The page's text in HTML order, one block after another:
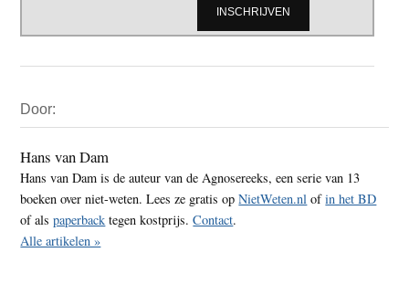
Sidebar
Door:
Hans van Dam
Hans van Dam is de auteur van de Agnosereeks, een serie van 13
boeken over niet-weten. Lees ze gratis opNietWeten.nl ofin het BD
of alspaperback tegen kostprijs.Contact.
Alle artikelen »